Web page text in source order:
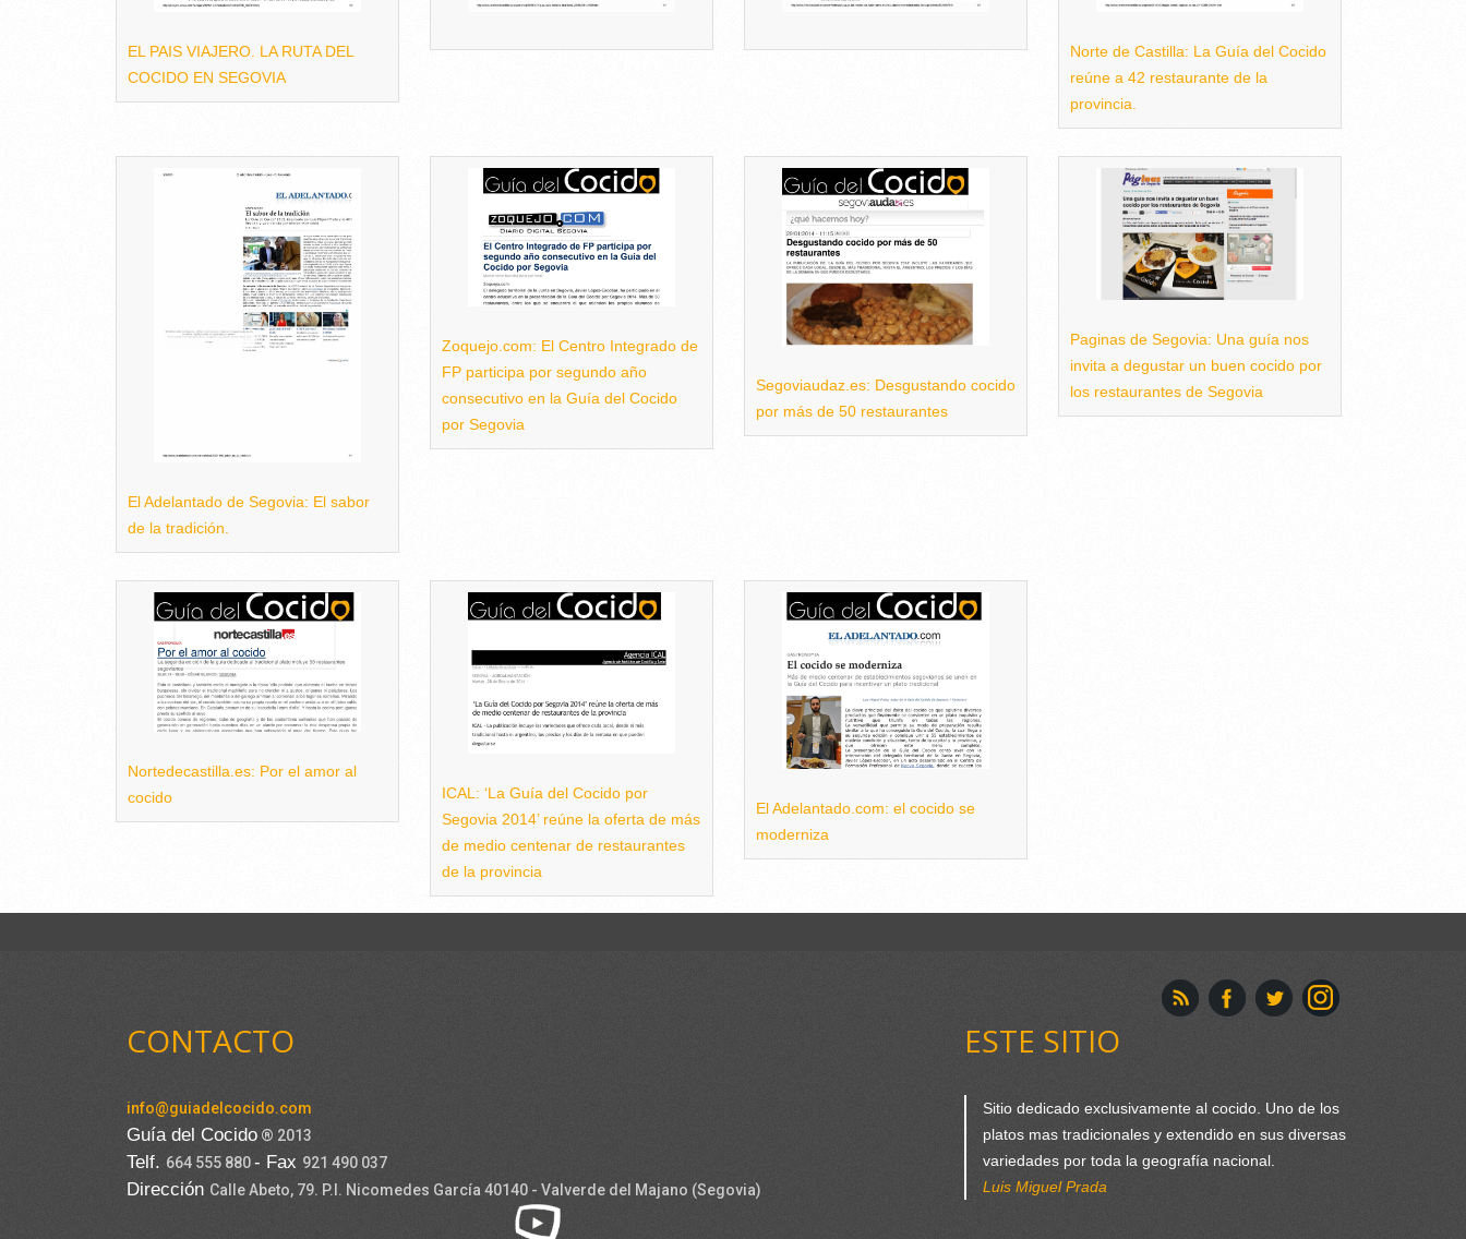
EL PAIS VIAJERO. LA RUTA DEL
COCIDO EN SEGOVIA
Norte de Castilla: La Guía del Cocido
reúne a 42 restaurante de la
provincia.
El Adelantado de Segovia: El sabor
de la tradición.
Zoquejo.com: El Centro Integrado de
FP participa por segundo año
consecutivo en la Guía del Cocido
por Segovia
Segoviaudaz.es: Desgustando cocido
por más de 50 restaurantes
Paginas de Segovia: Una guía nos
invita a degustar un buen cocido por
los restaurantes de Segovia
Nortedecastilla.es: Por el amor al
cocido
ICAL: ‘La Guía del Cocido por
Segovia 2014’ reúne la oferta de más
de medio centenar de restaurantes
de la provincia
El Adelantado.com: el cocido se
moderniza
CONTACTO
info@guiadelcocido.com
Guía del Cocido ® 2013
Telf. 664 555 880- Fax 921 490 037
Dirección Calle Abeto, 79. P.I. Nicomedes García 40140 - Valverde del Majano (Segovia)
ESTE SITIO
Sitio dedicado exclusivamente al cocido. Uno de los
platos mas tradicionales y extendido en sus diversas
variedades por toda la geografía nacional.
Luis Miguel Prada